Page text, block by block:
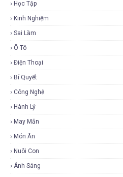
Học Tập
Kinh Nghiệm
Sai Lầm
Ô Tô
Điện Thoại
Bí Quyết
Công Nghệ
Hành Lý
May Mắn
Món Ăn
Nuôi Con
Ánh Sáng